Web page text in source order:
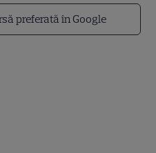
preferată în Google